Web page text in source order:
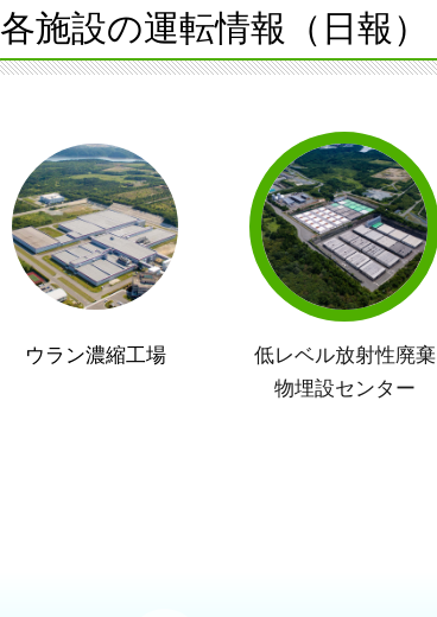
各施設の運転情報（日報）
ウラン濃縮工場
低レベル放射性廃棄
物埋設センター